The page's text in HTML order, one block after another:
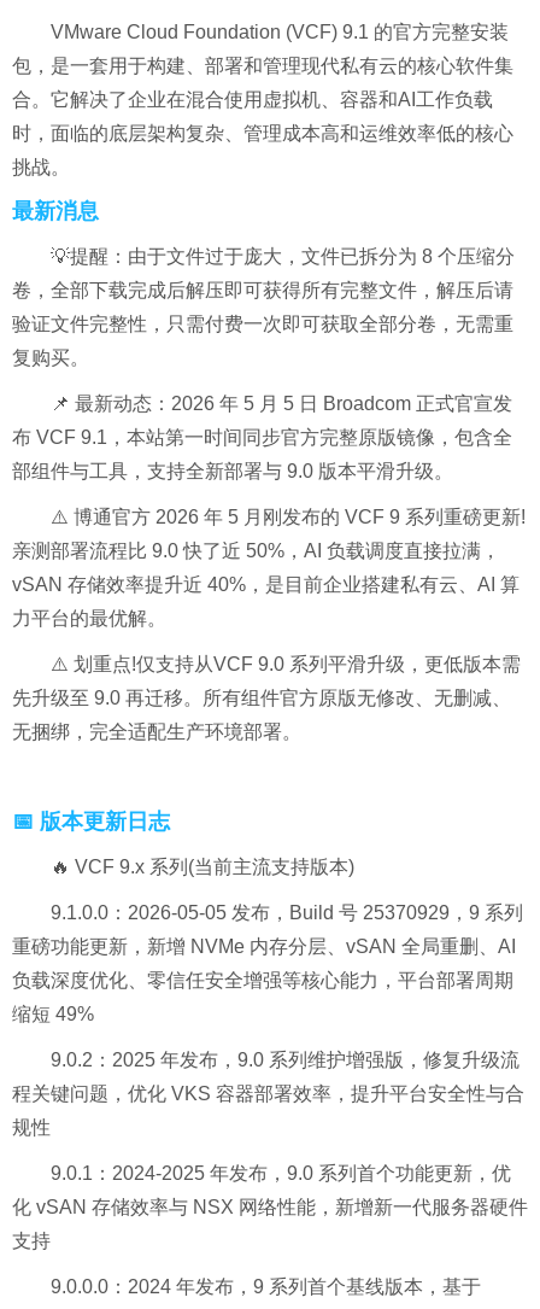
VMware Cloud Foundation (VCF) 9.1 的官方完整安装
包，是一套用于构建、部署和管理现代私有云的核心软件集
合。它解决了企业在混合使用虚拟机、容器和AI工作负载
时，面临的底层架构复杂、管理成本高和运维效率低的核心
挑战。
最新消息
💡提醒：由于文件过于庞大，文件已拆分为 8 个压缩分
卷，全部下载完成后解压即可获得所有完整文件，解压后请
验证文件完整性，只需付费一次即可获取全部分卷，无需重
复购买。
📌 最新动态：2026 年 5 月 5 日 Broadcom 正式官宣发
布 VCF 9.1，本站第一时间同步官方完整原版镜像，包含全
部组件与工具，支持全新部署与 9.0 版本平滑升级。
⚠️ 博通官方 2026 年 5 月刚发布的 VCF 9 系列重磅更新!
亲测部署流程比 9.0 快了近 50%，AI 负载调度直接拉满，
vSAN 存储效率提升近 40%，是目前企业搭建私有云、AI 算
力平台的最优解。
⚠️ 划重点!仅支持从VCF 9.0 系列平滑升级，更低版本需
先升级至 9.0 再迁移。所有组件官方原版无修改、无删减、
无捆绑，完全适配生产环境部署。
📅 版本更新日志
🔥 VCF 9.x 系列(当前主流支持版本)
9.1.0.0：2026-05-05 发布，Build 号 25370929，9 系列
重磅功能更新，新增 NVMe 内存分层、vSAN 全局重删、AI
负载深度优化、零信任安全增强等核心能力，平台部署周期
缩短 49%
9.0.2：2025 年发布，9.0 系列维护增强版，修复升级流
程关键问题，优化 VKS 容器部署效率，提升平台安全性与合
规性
9.0.1：2024-2025 年发布，9.0 系列首个功能更新，优
化 vSAN 存储效率与 NSX 网络性能，新增新一代服务器硬件
支持
9.0.0.0：2024 年发布，9 系列首个基线版本，基于